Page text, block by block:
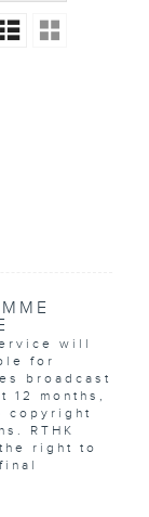
will
for
broadcast
12 months,
copyright
RTHK
right to